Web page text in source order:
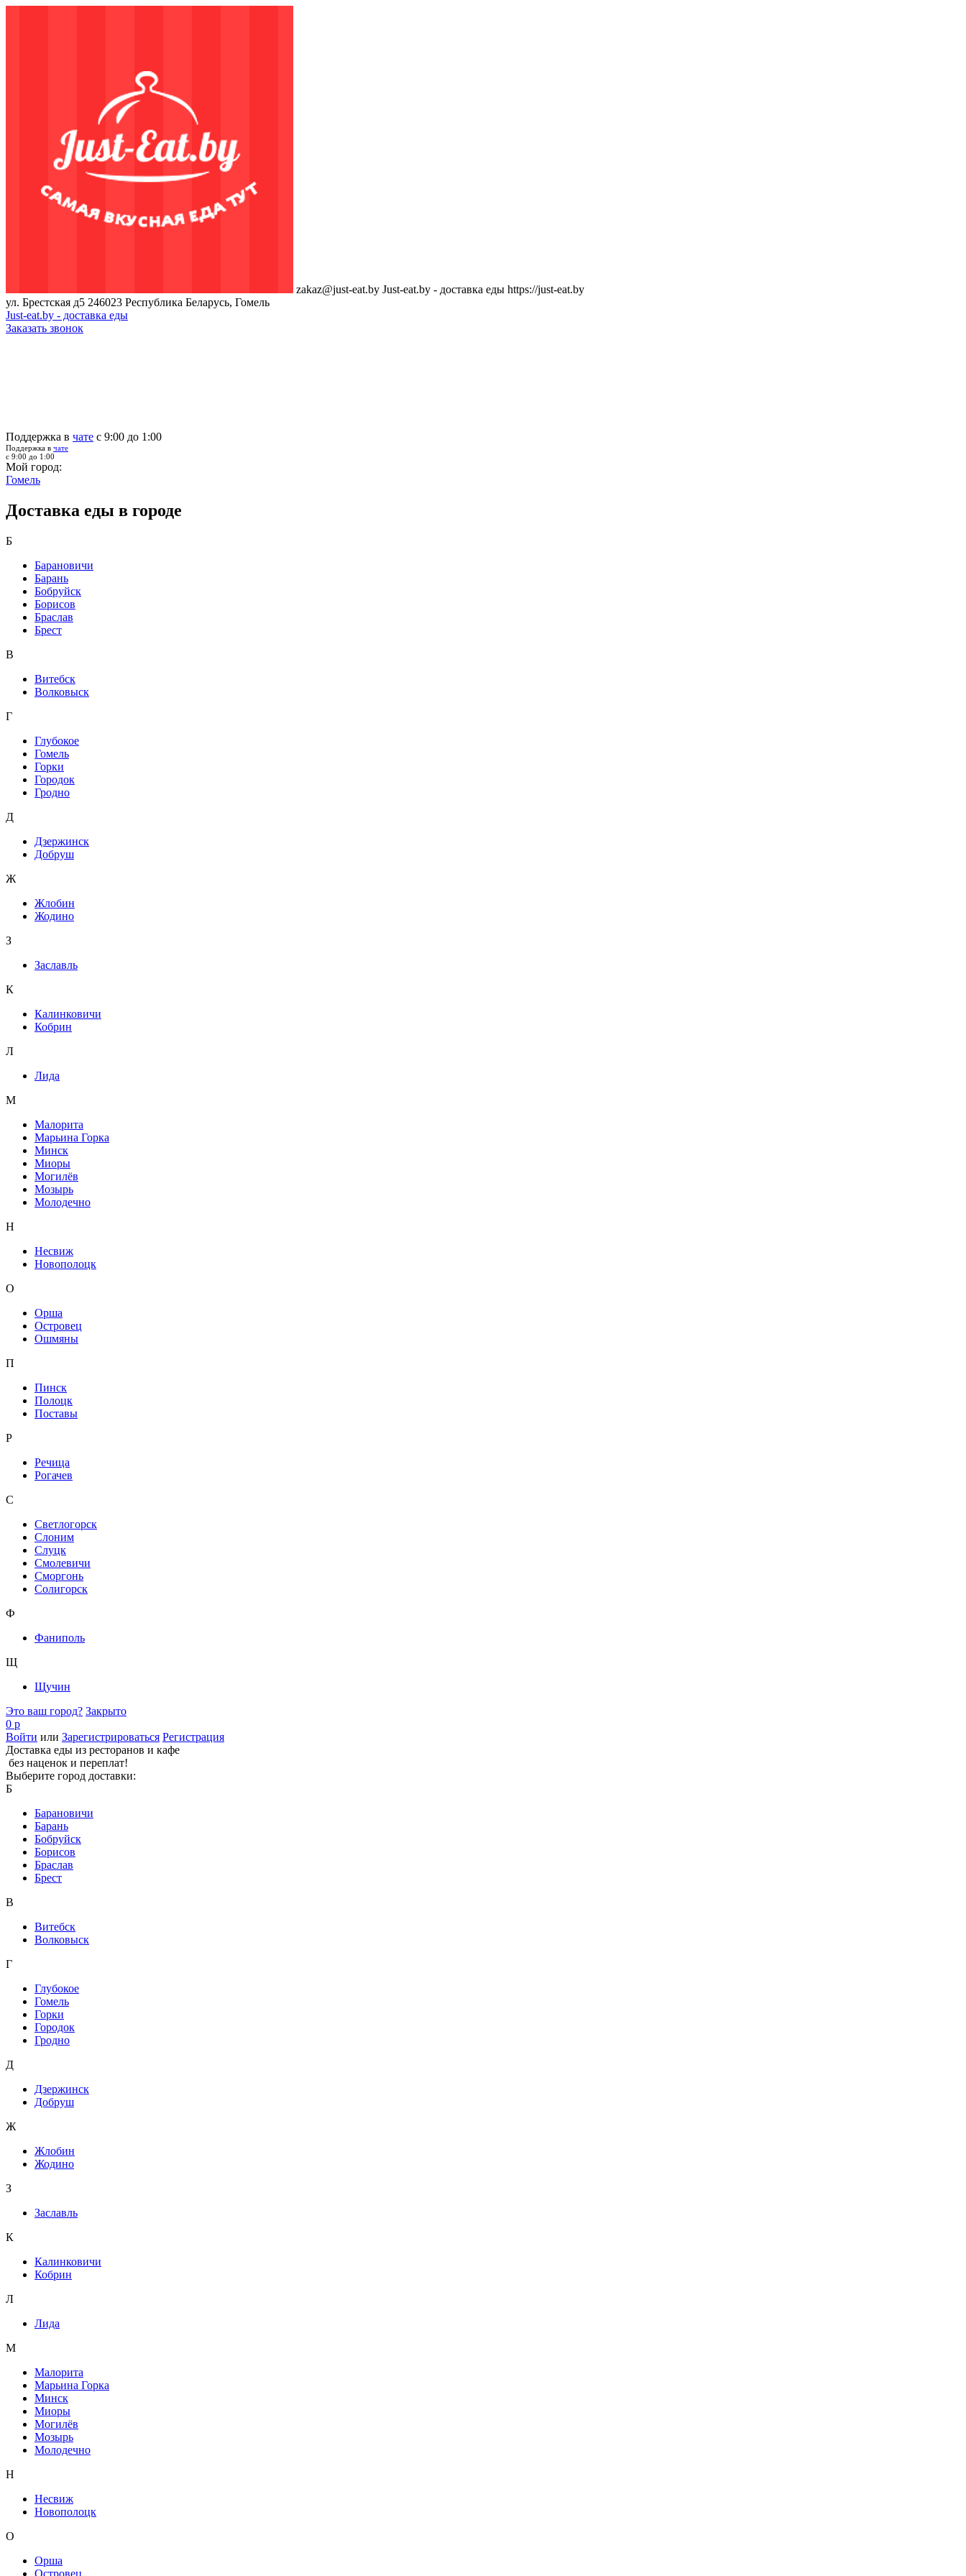
zakaz@just-eat.by Just-eat.by - доставка еды https://just-eat.by
ул. Брестская д5 246023 Республика Беларусь, Гомель
Just-eat.by - доставка еды
Заказать звонок
Поддержка в чате с 9:00 до 1:00
Поддержка в чате
с 9:00 до 1:00
Мой город:
Гомель
Доставка еды в городе
Б
Барановичи
Барань
Бобруйск
Борисов
Браслав
Брест
В
Витебск
Волковыск
Г
Глубокое
Гомель
Горки
Городок
Гродно
Д
Дзержинск
Добруш
Ж
Жлобин
Жодино
З
Заславль
К
Калинковичи
Кобрин
Л
Лида
М
Малорита
Марьина Горка
Минск
Миоры
Могилёв
Мозырь
Молодечно
Н
Несвиж
Новополоцк
О
Орша
Островец
Ошмяны
П
Пинск
Полоцк
Поставы
Р
Речица
Рогачев
С
Светлогорск
Слоним
Слуцк
Смолевичи
Сморгонь
Солигорск
Ф
Фаниполь
Щ
Щучин
Это ваш город? Закрыто
0 р
Войти или Зарегистрироваться Регистрация
Доставка еды из ресторанов и кафе
без наценок и переплат!
Выберите город доставки:
Б
Барановичи
Барань
Бобруйск
Борисов
Браслав
Брест
В
Витебск
Волковыск
Г
Глубокое
Гомель
Горки
Городок
Гродно
Д
Дзержинск
Добруш
Ж
Жлобин
Жодино
З
Заславль
К
Калинковичи
Кобрин
Л
Лида
М
Малорита
Марьина Горка
Минск
Миоры
Могилёв
Мозырь
Молодечно
Н
Несвиж
Новополоцк
О
Орша
Островец